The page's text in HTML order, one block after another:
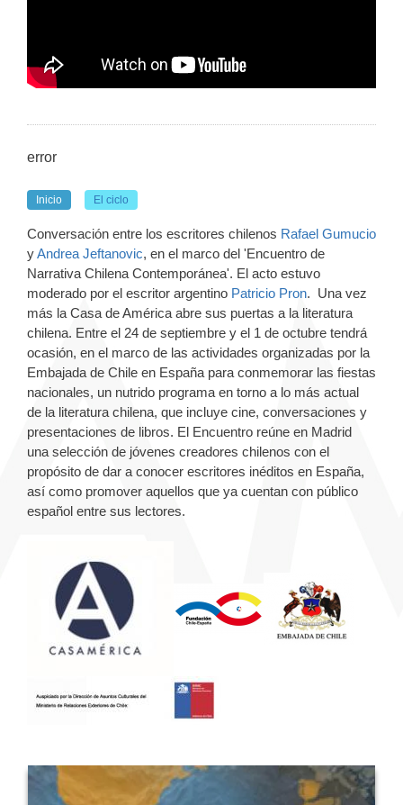
error
Inicio El ciclo
Conversación entre los escritores chilenos Rafael Gumucio
yAndrea Jeftanovic, en el marco del 'Encuentro de
Narrativa Chilena Contemporánea'. El acto estuvo
moderado por el escritor argentino Patricio Pron. Una vez
más la Casa de América abre sus puertas a la literatura
chilena. Entre el 24 de septiembre y el 1 de octubre tendrá
ocasión, en el marco de las actividades organizadas por la
Embajada de Chile en España para conmemorar las fiestas
nacionales, un nutrido programa en torno a lo más actual
de la literatura chilena, que incluye cine, conversaciones y
presentaciones de libros. El Encuentro reúne en Madrid
una selección de jóvenes creadores chilenos con el
propósito de dar a conocer escritores inéditos en España,
así como promover aquellos que ya cuentan con público
español entre sus lectores.